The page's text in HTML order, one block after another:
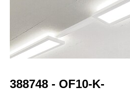
388748 - OF10-K-